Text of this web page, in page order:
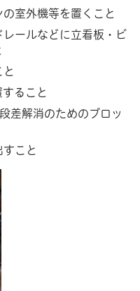
室外機等を置くこと
ールなどに立看板・ビ
ること
差解消のためのブロッ
こと